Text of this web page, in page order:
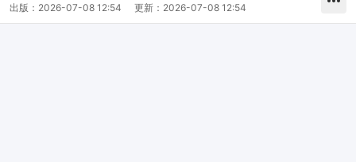
出版： 2026-07-08 12:54 更新： 2026-07-08 12:54